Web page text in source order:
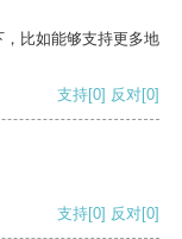
比如能够支持更多地
支持[0] 反对[0]
支持[0] 反对[0]